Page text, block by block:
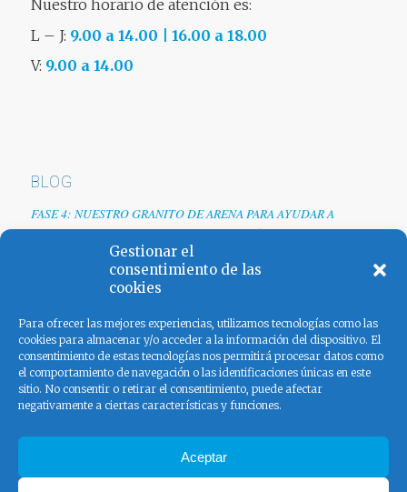
Gestionar el
consentimiento de las
cookies
Para ofrecer las mejores experiencias, utilizamos tecnologías como las
cookies para almacenar y/o acceder a la información del dispositivo. El
consentimiento de estas tecnologías nos permitirá procesar datos como
el comportamiento de navegación o las identificaciones únicas en este
sitio. No consentir o retirar el consentimiento, puede afectar
negativamente a ciertas características y funciones.
Aceptar
Nuestro horario de atención es:
L – J: 9.00 a 14.00 | 16.00 a 18.00
V: 9.00 a 14.00
BLOG
FASE 4: NUESTRO GRANITO DE ARENA PARA AYUDAR A
EMPRESAS TRAS LA CRISIS DEL COVID-19
Renovamos web
FACEBOOK